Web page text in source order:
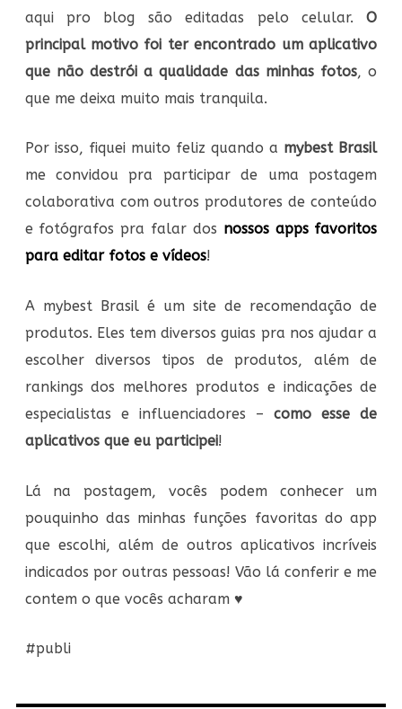
aqui pro blog são editadas pelo celular.O
principal motivo foi ter encontrado um aplicativo
que não destrói a qualidade das minhas fotos, o
que me deixa muito mais tranquila.
Por isso, fiquei muito feliz quando a mybest Brasil
me convidou pra participar de uma postagem
colaborativa com outros produtores de conteúdo
e fotógrafos pra falar dos nossos apps favoritos
para editar fotos e vídeos!
A mybest Brasil é um site de recomendação de
produtos. Eles tem diversos guias pra nos ajudar a
escolher diversos tipos de produtos, além de
rankings dos melhores produtos e indicações de
especialistas e influenciadores – como esse de
aplicativos que eu participei!
Lá na postagem, vocês podem conhecer um
pouquinho das minhas funções favoritas do app
que escolhi, além de outros aplicativos incríveis
indicados por outras pessoas! Vão lá conferir e me
contem o que vocês acharam ♥
#publi